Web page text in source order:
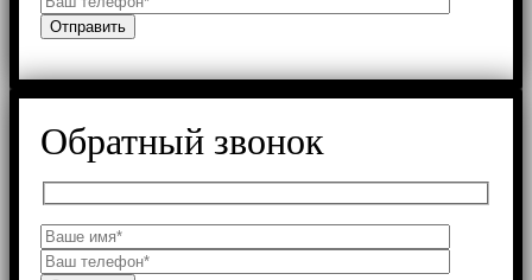
Обратный звонок